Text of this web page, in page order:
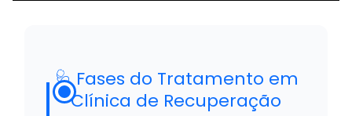
🩺 Fases do Tratamento em
Clínica de Recuperação